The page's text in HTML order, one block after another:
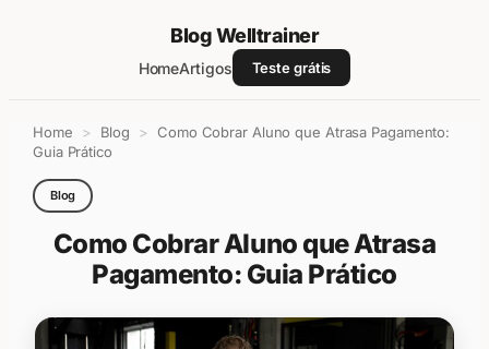
Blog Welltrainer
HomeArtigos Teste grátis
para
conteúdo
Home > Blog > Como Cobrar Aluno que Atrasa Pagamento:
Guia Prático
Blog
Como Cobrar Aluno que Atrasa
Pagamento: Guia Prático